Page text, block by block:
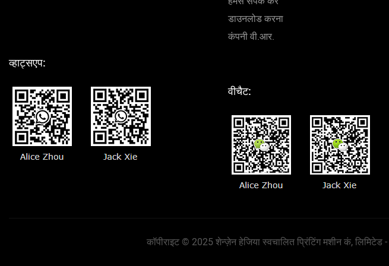
व्हाट्सएप:
डाउनलोड करना
कंपनी वी.आर.
वीचैट:
कॉपीराइट © 2025 शेन्ज़ेन हेजिया स्वचालित प्रिंटिंग मशीन कं, लिमिटेड -